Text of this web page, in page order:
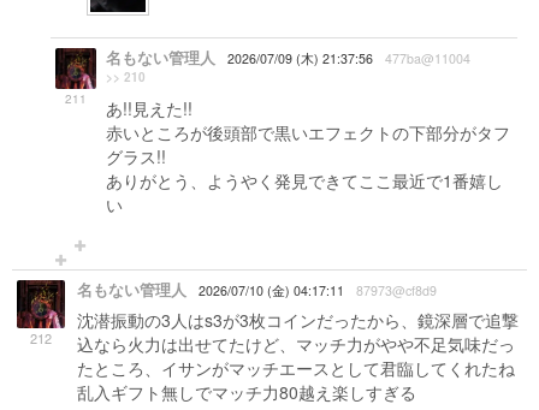
211
名もない管理人 2026/07/09 (木) 21:37:56 477ba@11004
>> 210
あ!!見えた!!
赤いところが後頭部で黒いエフェクトの下部分がタフ
グラス!!
ありがとう、ようやく発見できてここ最近で1番嬉し
い
212
名もない管理人 2026/07/10 (金) 04:17:11 87973@cf8d9
沈潜振動の3人はs3が3枚コインだったから、鏡深層で追撃
込なら火力は出せてたけど、マッチ力がやや不足気味だっ
たところ、イサンがマッチエースとして君臨してくれたね
乱入ギフト無しでマッチ力80越え楽しすぎる